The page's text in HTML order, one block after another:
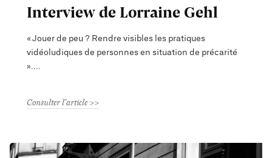
Interview de Lorraine Gehl
« Jouer de peu ? Rendre visibles les pratiques
vidéoludiques de personnes en situation de précarité
».
Consulter l'article